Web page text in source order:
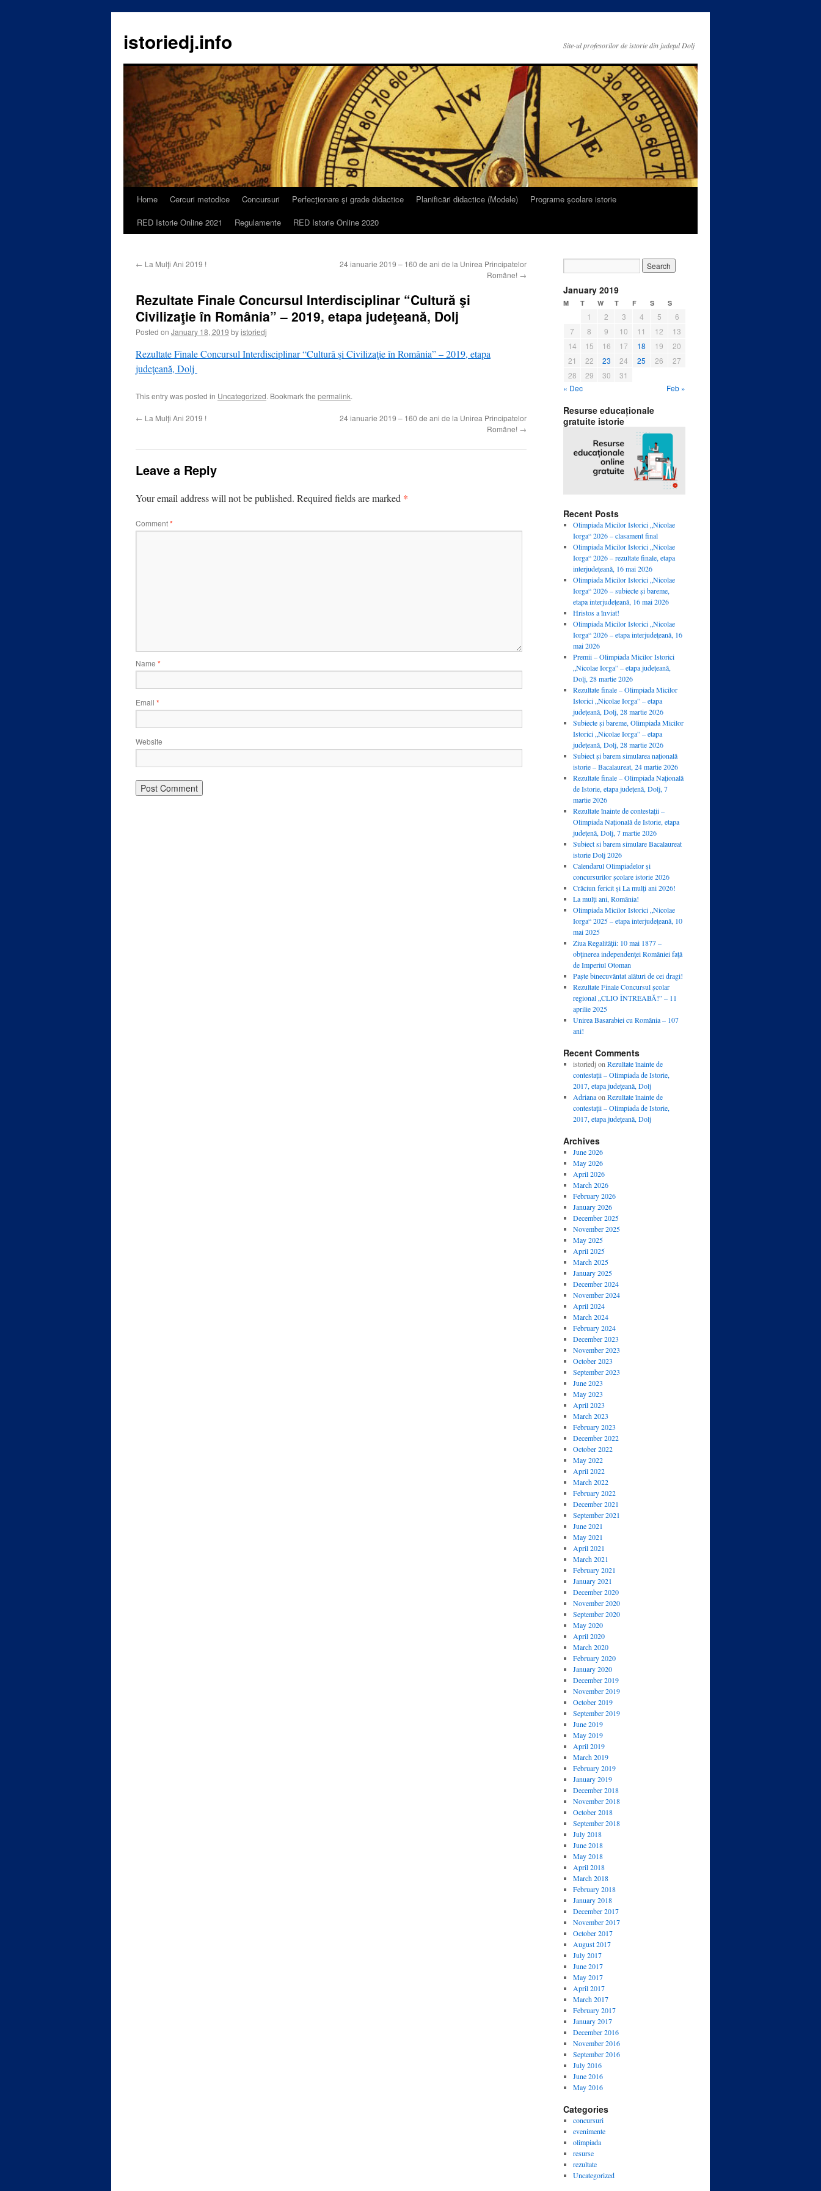
istoriedj.info Site-ul profesorilor de istorie din judeţul Dolj
SkipHome Cercuri metodice Concursuri Perfecţionare şi grade didactice Planificări didactice (Modele)
Programe şcolare istorie
RED Istorie Online 2021
Regulamente RED Istorie Online 2020
← La Mulţi Ani 2019 !
24 ianuarie 2019 – 160 de ani de la Unirea Principatelor
Române! →
Rezultate Finale Concursul Interdisciplinar “Cultură şi
Civilizaţie în România” – 2019, etapa judeţeană, Dolj
Posted on January 18, 2019 byistoriedj
Rezultate Finale Concursul Interdisciplinar “Cultură şi Civilizaţie în România” – 2019, etapa
judeţeană, Dolj
This entry was posted in Uncategorized. Bookmark the permalink.
← La Mulţi Ani 2019 !
24 ianuarie 2019 – 160 de ani de la Unirea Principatelor
Române! →
Leave a Reply
Your email address will not be published. Required fields are marked *
Comment*
Name *
Email *
Website
January 2019
M T W T F S S
1 2 3 4 5
6
7
8 9 10 11 12
13
14
15 16 17 18 19
20
21
22 23 24 25 26
27
28
29 30
31
« Dec
Feb »
Resurse educaționale
gratuite istorie
Recent Posts
Olimpiada Micilor Istorici „Nicolae
Iorga“ 2026 – clasament final
Olimpiada Micilor Istorici „Nicolae
Iorga“ 2026 – rezultate finale, etapa
interjudețeană, 16 mai 2026
Olimpiada Micilor Istorici „Nicolae
Iorga“ 2026 – subiecte și bareme,
etapa interjudețeană, 16 mai 2026
Hristos a înviat!
Olimpiada Micilor Istorici „Nicolae
Iorga“ 2026 – etapa interjudețeană, 16
mai 2026
Premii – Olimpiada Micilor Istorici
„Nicolae Iorga” – etapa județeană,
Dolj, 28 martie 2026
Rezultate finale – Olimpiada Micilor
Istorici „Nicolae Iorga” – etapa
județeană, Dolj, 28 martie 2026
Subiecte și bareme, Olimpiada Micilor
Istorici „Nicolae Iorga” – etapa
județeană, Dolj, 28 martie 2026
Subiect și barem simularea națională
istorie – Bacalaureat, 24 martie 2026
Rezultate finale – Olimpiada Națională
de Istorie, etapa județenă, Dolj, 7
martie 2026
Rezultate înainte de contestații –
Olimpiada Națională de Istorie, etapa
județenă, Dolj, 7 martie 2026
Subiect si barem simulare Bacalaureat
istorie Dolj 2026
Calendarul Olimpiadelor și
concursurilor școlare istorie 2026
Crăciun fericit și La mulți ani 2026!
La mulți ani, România!
Olimpiada Micilor Istorici „Nicolae
Iorga“ 2025 – etapa interjudețeană, 10
mai 2025
Ziua Regalităţii: 10 mai 1877 –
obţinerea independenţei României faţă
de Imperiul Otoman
Paște binecuvântat alături de cei dragi!
Rezultate Finale Concursul școlar
regional „CLIO ÎNTREABĂ!” – 11
aprilie 2025
Unirea Basarabiei cu România – 107
ani!
Recent Comments
istoriedjon Rezultate înainte de
contestaţii – Olimpiada de Istorie,
2017, etapa judeţeană, Dolj
Adrianaon Rezultate înainte de
contestaţii – Olimpiada de Istorie,
2017, etapa judeţeană, Dolj
Archives
June 2026
May 2026
April 2026
March 2026
February 2026
January 2026
December 2025
November 2025
May 2025
April 2025
March 2025
January 2025
December 2024
November 2024
April 2024
March 2024
February 2024
December 2023
November 2023
October 2023
September 2023
June 2023
May 2023
April 2023
March 2023
February 2023
December 2022
October 2022
May 2022
April 2022
March 2022
February 2022
December 2021
September 2021
June 2021
May 2021
April 2021
March 2021
February 2021
January 2021
December 2020
November 2020
September 2020
May 2020
April 2020
March 2020
February 2020
January 2020
December 2019
November 2019
October 2019
September 2019
June 2019
May 2019
April 2019
March 2019
February 2019
January 2019
December 2018
November 2018
October 2018
September 2018
July 2018
June 2018
May 2018
April 2018
March 2018
February 2018
January 2018
December 2017
November 2017
October 2017
August 2017
July 2017
June 2017
May 2017
April 2017
March 2017
February 2017
January 2017
December 2016
November 2016
September 2016
July 2016
June 2016
May 2016
Categories
concursuri
evenimente
olimpiada
resurse
rezultate
Uncategorized